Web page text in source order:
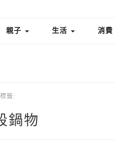
親子 生活 消費
籤:
鍋物